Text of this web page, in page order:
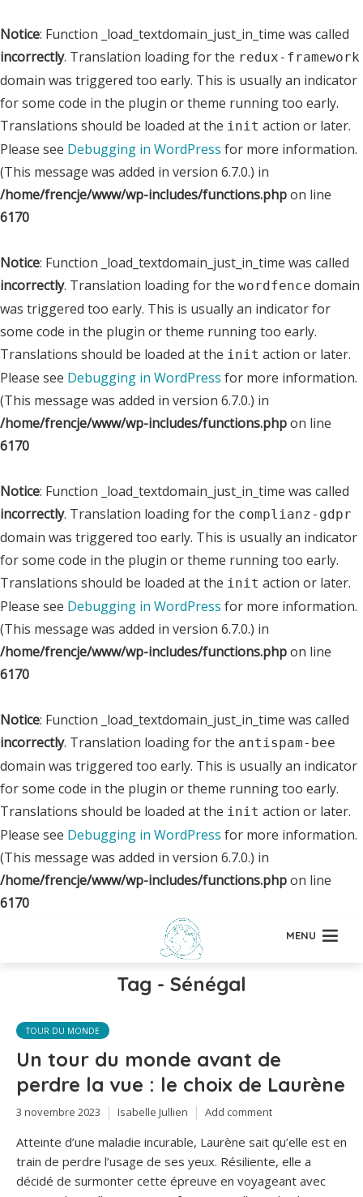
Notice: Function _load_textdomain_just_in_time was called
incorrectly. Translation loading for the redux-framework
domain was triggered too early. This is usually an indicator
for some code in the plugin or theme running too early.
Translations should be loaded at the init action or later.
Please see Debugging in WordPress for more information.
(This message was added in version 6.7.0.) in
/home/frencje/www/wp-includes/functions.phpon line
6170
Notice: Function _load_textdomain_just_in_time was called
incorrectly. Translation loading for the wordfence domain
was triggered too early. This is usually an indicator for
some code in the plugin or theme running too early.
Translations should be loaded at the init action or later.
Please see Debugging in WordPress for more information.
(This message was added in version 6.7.0.) in
/home/frencje/www/wp-includes/functions.phpon line
6170
Notice: Function _load_textdomain_just_in_time was called
incorrectly. Translation loading for the complianz-gdpr
domain was triggered too early. This is usually an indicator
for some code in the plugin or theme running too early.
Translations should be loaded at the init action or later.
Please see Debugging in WordPress for more information.
(This message was added in version 6.7.0.) in
/home/frencje/www/wp-includes/functions.phpon line
6170
Notice: Function _load_textdomain_just_in_time was called
incorrectly. Translation loading for the antispam-bee
domain was triggered too early. This is usually an indicator
for some code in the plugin or theme running too early.
Translations should be loaded at the init action or later.
Please see Debugging in WordPress for more information.
(This message was added in version 6.7.0.) in
/home/frencje/www/wp-includes/functions.phpon line
6170
MENU
Tag - Sénégal
TOUR DU MONDE
Un tour du monde avant de
perdre la vue : le choix de Laurène
3 novembre 2023 Isabelle Jullien Add comment
Atteinte d’une maladie incurable, Laurène sait qu’elle est en
train de perdre l’usage de ses yeux. Résiliente, elle a
décidé de surmonter cette épreuve en voyageant avec